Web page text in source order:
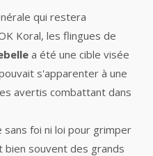
qui restera
Koral, les flingues de
a été une cible visée
s'apparenter à une
avertis combattant dans
sans foi ni loi pour grimper
bien souvent des grands